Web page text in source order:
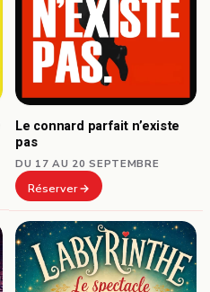
Le connard parfait n’existe
pas
DU 17 AU 20 SEPTEMBRE
Réserver